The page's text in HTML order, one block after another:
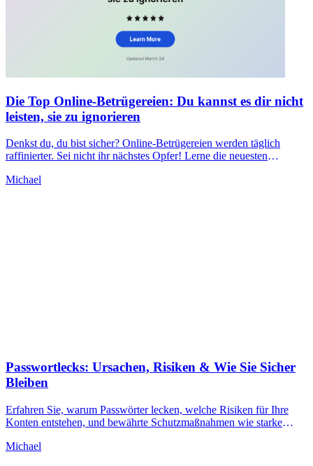
Die Top Online-Betrügereien: Du kannst es dir nicht
leisten, sie zu ignorieren
Denkst du, du bist sicher? Online-Betrügereien werden täglich
raffinierter. Sei nicht ihr nächstes Opfer! Lerne die neuesten
Michael
Passwortlecks: Ursachen, Risiken & Wie Sie Sicher
Bleiben
Erfahren Sie, warum Passwörter lecken, welche Risiken für Ihre
Konten entstehen, und bewährte Schutzmaßnahmen wie starke
selbst zu schützen.
Michael